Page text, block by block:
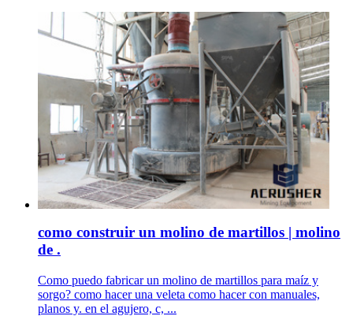
como construir un molino de martillos | molino
de .
Como puedo fabricar un molino de martillos para maíz y
sorgo? como hacer una veleta como hacer con manuales,
planos y. en el agujero, c, ...